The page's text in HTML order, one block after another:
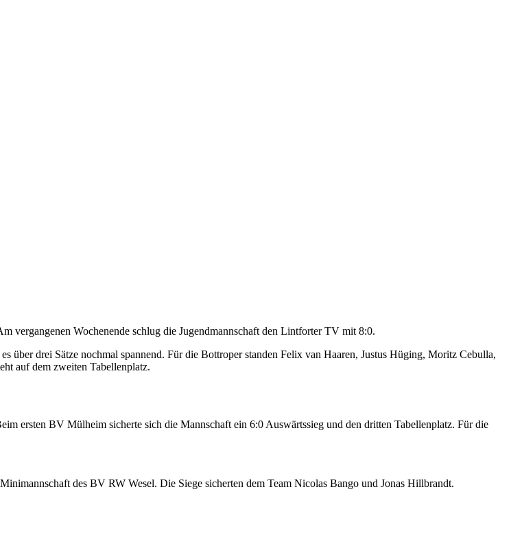
vergangenen Wochenende schlug die Jugendmannschaft den Lintforter TV mit 8:0.
über drei Sätze nochmal spannend. Für die Bottroper standen Felix van Haaren, Justus Hüging, Moritz Cebulla,
auf dem zweiten Tabellenplatz.
ersten BV Mülheim sicherte sich die Mannschaft ein 6:0 Auswärtssieg und den dritten Tabellenplatz. Für die
des BV RW Wesel. Die Siege sicherten dem Team Nicolas Bango und Jonas Hillbrandt.